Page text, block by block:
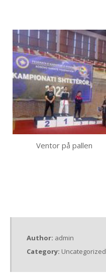
Ventor på pallen
Author: admin
Category: Uncategorized